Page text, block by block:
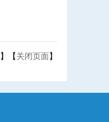
】【 关闭页面 】